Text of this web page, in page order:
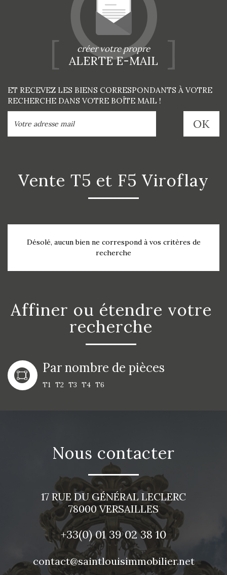
créer votre propre
ALERTE E-MAIL
ET RECEVEZ LES BIENS CORRESPONDANTS À VOTRE
RECHERCHE DANS VOTRE BOÎTE MAIL !
OK
Vente T5 et F5 Viroflay
Désolé, aucun bien ne correspond à vos critères de
recherche
Affiner ou étendre votre
recherche
Par nombre de pièces
T1 T2 T3 T4 T6
Nous contacter
17 RUE DU GÉNÉRAL LECLERC
78000 VERSAILLES
+33(0) 01 39 02 38 10
contact@saintlouisimmobilier.net